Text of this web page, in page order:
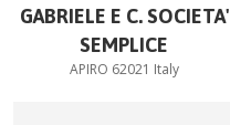
GABRIELE E C. SOCIETA'
SEMPLICE
APIRO 62021 Italy